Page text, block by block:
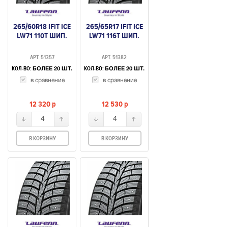
265/60R18 IFIT ICE
LW71 110T ШИП.
АРТ. 51357
КОЛ-ВО: БОЛЕЕ 20 ШТ.
в сравнение
12 320p
4
В КОРЗИНУ
265/65R17 IFIT ICE
LW71 116T ШИП.
АРТ. 51382
КОЛ-ВО: БОЛЕЕ 20 ШТ.
в сравнение
12 530p
4
В КОРЗИНУ